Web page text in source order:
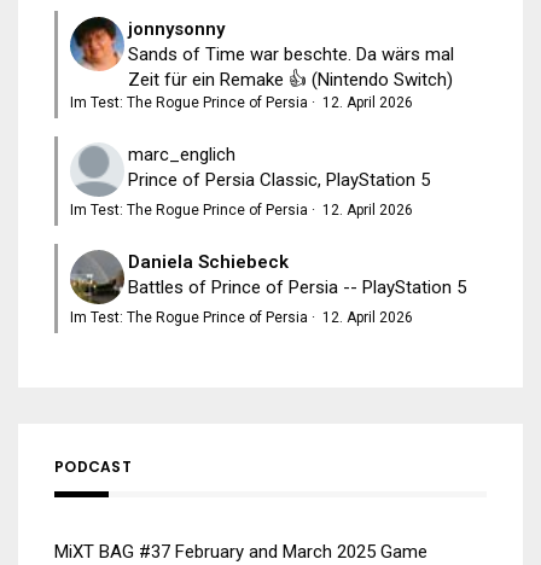
jonnysonny
Sands of Time war beschte. Da wärs mal
Zeit für ein Remake 👍 (Nintendo Switch)
Im Test: The Rogue Prince of Persia · 12. April 2026
marc_englich
Prince of Persia Classic, PlayStation 5
Im Test: The Rogue Prince of Persia · 12. April 2026
Daniela Schiebeck
Battles of Prince of Persia -- PlayStation 5
Im Test: The Rogue Prince of Persia · 12. April 2026
PODCAST
MiXT BAG #37 February and March 2025 Game